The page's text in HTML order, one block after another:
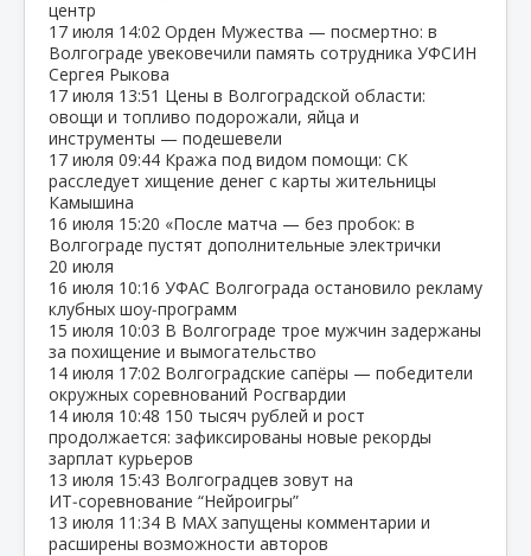
центр
17 июля 14:02 Орден Мужества — посмертно: в
Волгограде увековечили память сотрудника УФСИН
Сергея Рыкова
17 июля 13:51 Цены в Волгоградской области:
овощи и топливо подорожали, яйца и
инструменты — подешевели
17 июля 09:44 Кража под видом помощи: СК
расследует хищение денег с карты жительницы
Камышина
16 июля 15:20 «После матча — без пробок: в
Волгограде пустят дополнительные электрички
20 июля
16 июля 10:16 УФАС Волгограда остановило рекламу
клубных шоу‑программ
15 июля 10:03 В Волгограде трое мужчин задержаны
за похищение и вымогательство
14 июля 17:02 Волгоградские сапёры — победители
окружных соревнований Росгвардии
14 июля 10:48 150 тысяч рублей и рост
продолжается: зафиксированы новые рекорды
зарплат курьеров
13 июля 15:43 Волгоградцев зовут на
ИТ‑соревнование “Нейроигры”
13 июля 11:34 В МАХ запущены комментарии и
расширены возможности авторов